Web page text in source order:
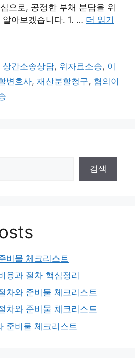
으로, 공정한 부채 분담을 위
아보겠습니다. 1. … 더 읽기
상간소송상담, 위자료소송, 이
변호사, 재산분할청구, 협의이
검색
비물 체크리스트
용과 절차 핵심정리
차와 준비물 체크리스트
차와 준비물 체크리스트
준비물 체크리스트